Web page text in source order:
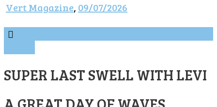
Vert Magazine, 09/07/2026
SUPER LAST SWELL WITH LEVI